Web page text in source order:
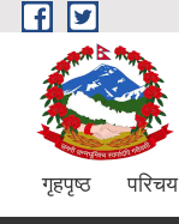
Skip to main content
गृहपृष्ठ परिचय